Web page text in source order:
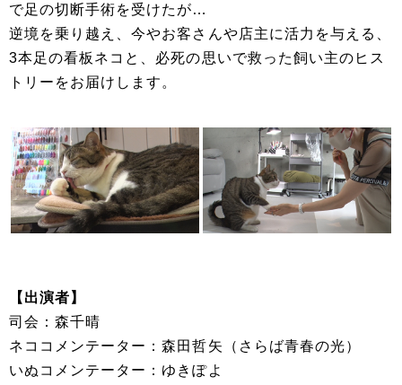
で足の切断手術を受けたが…
逆境を乗り越え、今やお客さんや店主に活力を与える、
3本足の看板ネコと、必死の思いで救った飼い主のヒス
トリーをお届けします。
【出演者】
司会：森千晴
ネココメンテーター：森田哲矢（さらば青春の光）
いぬコメンテーター：ゆきぽよ